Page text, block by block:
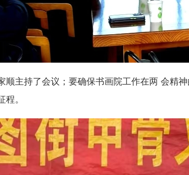
主持了会议；要确保书画院工作在两 会精神
程。